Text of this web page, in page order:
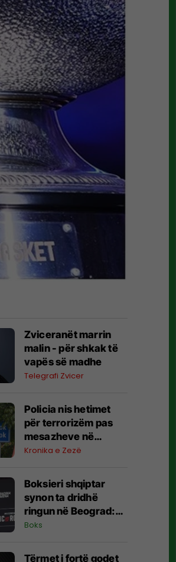
Zviceranët marrin
malin - për shkak të
vapës së madhe
Telegrafi Zvicer
Policia nis hetimet
për terrorizëm pas
mesazheve në
Zubin-Potok
Kronika e Zezë
Boksieri shqiptar
synon ta dridhë
ringun në Beograd:
Jam gati, Zoti e
Boks
Tërmet i fortë godet